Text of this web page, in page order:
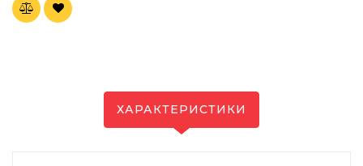
ХАРАКТЕРИСТИКИ